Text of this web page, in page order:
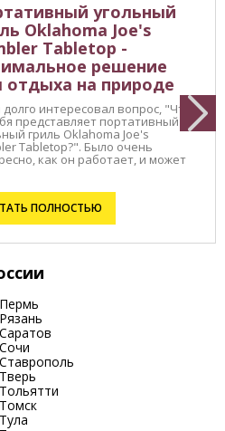
угольный
Oklahoma Joe's
Tabletop -
решение
отдыха на природе
интересовал вопрос, "Что
представляет портативный
гриль Oklahoma Joe's
Tabletop?". Было очень
как он работает, и может
ПОЛНОСТЬЮ
Пермь
Рязань
Саратов
Сочи
Ставрополь
Тверь
Тольятти
Томск
Тула